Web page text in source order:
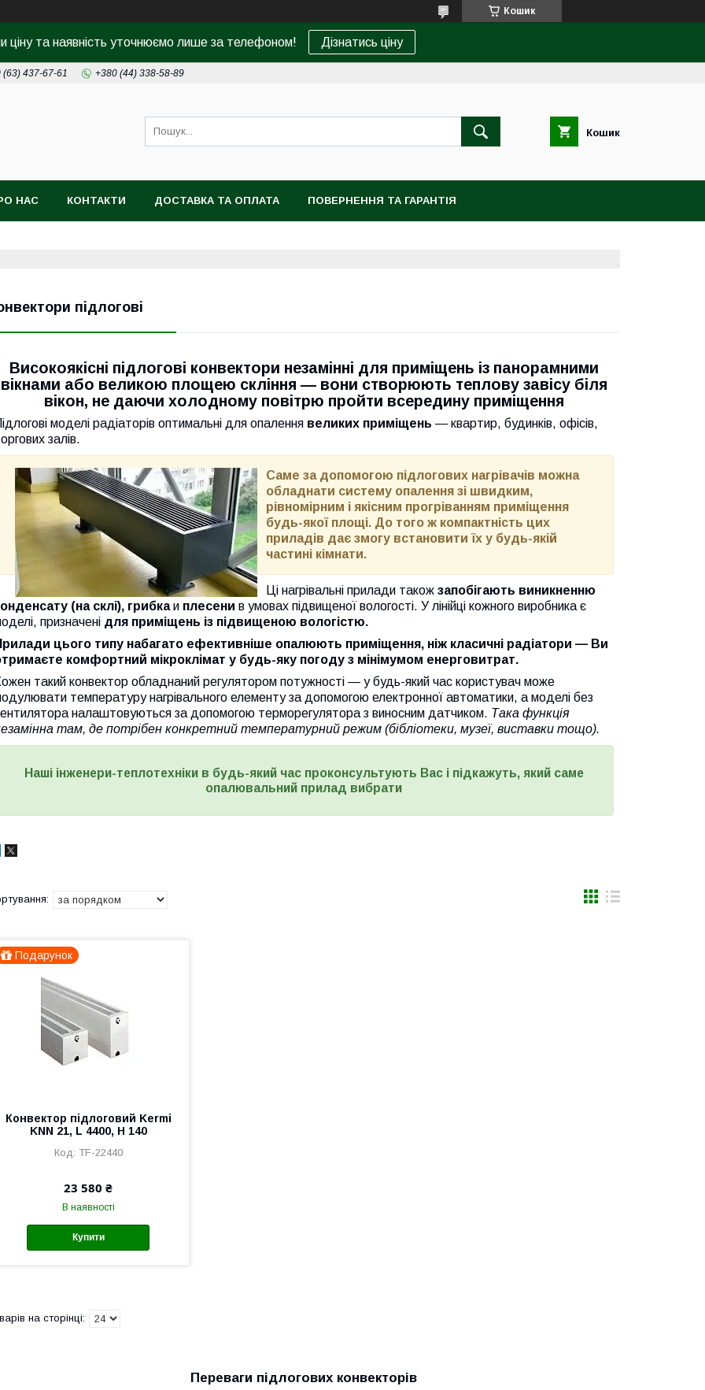
Кошик
ціну та наявність уточнюємо лише за телефоном! Дізнатись ціну
(63) 437-67-61 +380 (44) 338-58-89
Кошик
НАС КОНТАКТИ ДОСТАВКА ТА ОПЛАТА ПОВЕРНЕННЯ ТА ГАРАНТІЯ
підлогові
Високоякісні підлогові конвектори незамінні для приміщень із панорамними
вікнами або великою площею скління — вони створюють теплову завісу біля
вікон, не даючи холодному повітрю пройти всередину приміщення
моделі радіаторів оптимальні для опалення великих приміщень — квартир, будинків, офісів,
залів.
Саме за допомогою підлогових нагрівачів можна
обладнати систему опалення зі швидким,
рівномірним і якісним прогріванням приміщення
будь-якої площі. До того ж компактність цих
приладів дає змогу встановити їх у будь-якій
частині кімнати.
Ці нагрівальні прилади також запобігають виникненню
(на склі), грибкаи плесени в умовах підвищеної вологості. У лінійці кожного виробника є
призначені для приміщень із підвищеною вологістю.
цього типу набагато ефективніше опалюють приміщення, ніж класичні радіатори — Ви
комфортний мікроклімат у будь-яку погоду з мінімумом енерговитрат.
такий конвектор обладнаний регулятором потужності — у будь-який час користувач може
температуру нагрівального елементу за допомогою електронної автоматики, а моделі без
налаштовуються за допомогою терморегулятора з виносним датчиком. Така функція
там, де потрібен конкретний температурний режим (бібліотеки, музеї, виставки тощо).
Наші інженери-теплотехніки в будь-який час проконсультують Вас і підкажуть, який саме
опалювальний прилад вибрати
Подарунок
Конвектор підлоговий Kermi
KNN 21, L 4400, H 140
TF-22440
23 580 ₴
В наявності
Купити
Переваги підлогових конвекторів